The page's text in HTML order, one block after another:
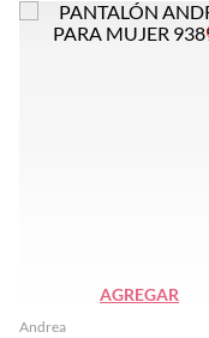
AGREGAR
Andrea